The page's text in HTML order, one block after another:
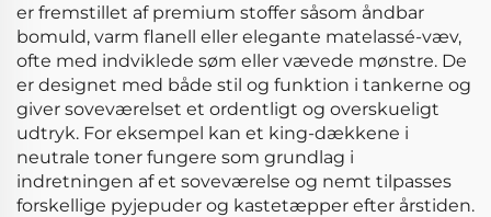
er fremstillet af premium stoffer såsom åndbar
bomuld, varm flanell eller elegante matelassé-væv,
ofte med indviklede søm eller vævede mønstre. De
er designet med både stil og funktion i tankerne og
giver soveværelset et ordentligt og overskueligt
udtryk. For eksempel kan et king-dækkene i
neutrale toner fungere som grundlag i
indretningen af et soveværelse og nemt tilpasses
forskellige pyjepuder og kastetæpper efter årstiden.